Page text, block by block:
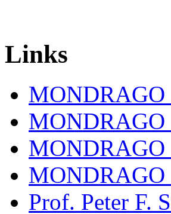
Links
MONDRAGO
MONDRAGO
MONDRAGO
Prof. Peter F.